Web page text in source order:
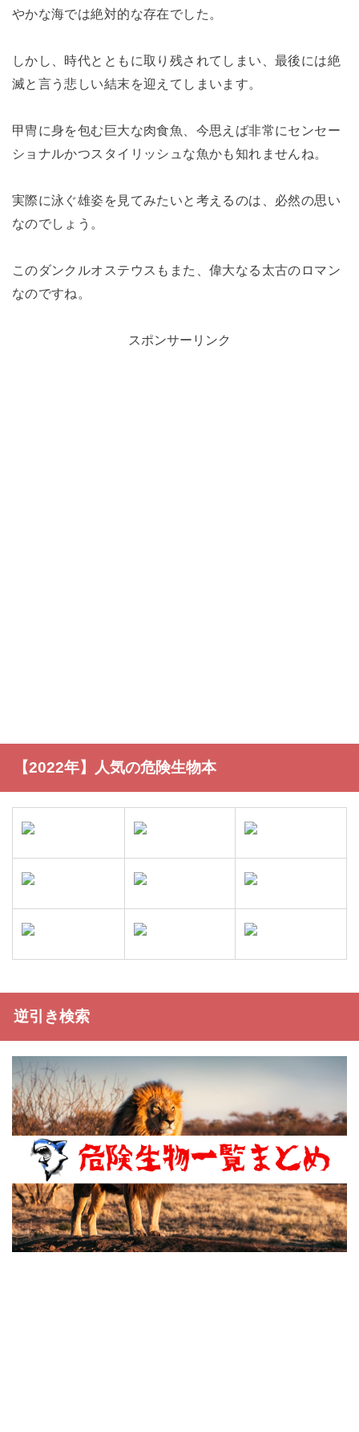
やかな海では絶対的な存在でした。
しかし、時代とともに取り残されてしまい、最後には絶
滅と言う悲しい結末を迎えてしまいます。
甲冑に身を包む巨大な肉食魚、今思えば非常にセンセー
ショナルかつスタイリッシュな魚かも知れませんね。
実際に泳ぐ雄姿を見てみたいと考えるのは、必然の思い
なのでしょう。
このダンクルオステウスもまた、偉大なる太古のロマン
なのですね。
スポンサーリンク
【2022年】人気の危険生物本
逆引き検索